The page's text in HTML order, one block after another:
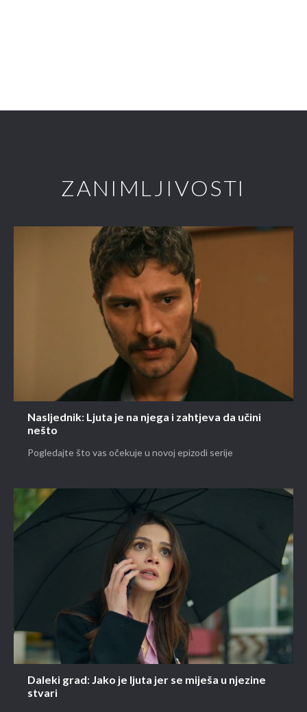
ZANIMLJIVOSTI
Nasljednik: Ljuta je na njega i zahtjeva da učini
nešto
Pogledajte što vas očekuje u novoj epizodi serije
Daleki grad: Jako je ljuta jer se miješa u njezine
stvari